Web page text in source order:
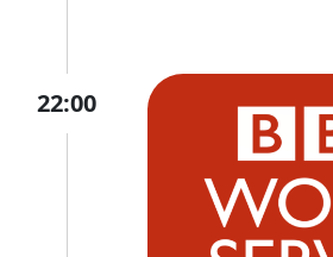
22:00